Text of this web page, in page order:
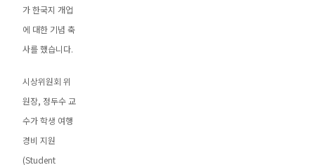
가 한국지 개업
에 대한 기념 축
사를 했습니다.
시상위원회 위
원장, 정두수 교
수가 학생 여행
경비 지원
(Student